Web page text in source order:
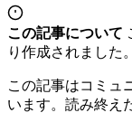
この記事について
り作成されました。
この記事はコミュ
います。読み終え